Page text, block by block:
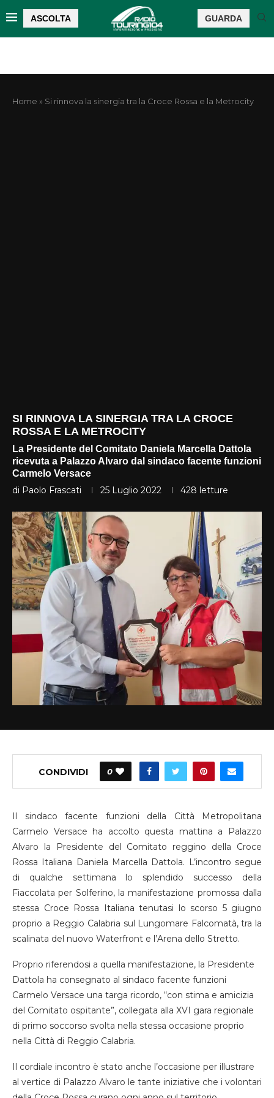
ASCOLTA GUARDA
Home » Si rinnova la sinergia tra la Croce Rossa e la Metrocity
SI RINNOVA LA SINERGIA TRA LA CROCE
ROSSA E LA METROCITY
La Presidente del Comitato Daniela Marcella Dattola
ricevuta a Palazzo Alvaro dal sindaco facente funzioni
Carmelo Versace
di Paolo Frascati 25 Luglio 2022 428 letture
CONDIVIDI 0
Il sindaco facente funzioni della Città Metropolitana
Carmelo Versace ha accolto questa mattina a Palazzo
Alvaro la Presidente del Comitato reggino della Croce
Rossa Italiana Daniela Marcella Dattola. L’incontro segue
di qualche settimana lo splendido successo della
Fiaccolata per Solferino, la manifestazione promossa dalla
stessa Croce Rossa Italiana tenutasi lo scorso 5 giugno
proprio a Reggio Calabria sul Lungomare Falcomatà, tra la
scalinata del nuovo Waterfront e l’Arena dello Stretto.
Proprio riferendosi a quella manifestazione, la Presidente
Dattola ha consegnato al sindaco facente funzioni
Carmelo Versace una targa ricordo, “con stima e amicizia
del Comitato ospitante”, collegata alla XVI gara regionale
di primo soccorso svolta nella stessa occasione proprio
nella Città di Reggio Calabria.
Il cordiale incontro è stato anche l’occasione per illustrare
al vertice di Palazzo Alvaro le tante iniziative che i volontari